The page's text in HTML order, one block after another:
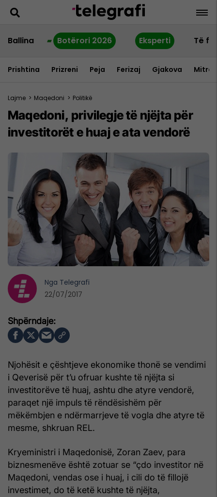
Ballina Botërori 2026 Eksperti Të
Prishtina Prizreni Peja Ferizaj Gjakova
Lajme > Maqedoni > Politikë
Maqedoni, privilegje të njëjta për
investitorët e huaj e ata vendorë
Njohësit e çështjeve ekonomike thonë se vendimi
i Qeverisë për t’u ofruar kushte të njëjta si
investitorëve të huaj, ashtu dhe atyre vendorë,
paraqet një impuls të rëndësishëm për
mëkëmbjen e ndërmarrjeve të vogla dhe atyre të
mesme, shkruan REL.
Kryeministri i Maqedonisë, Zoran Zaev, para
biznesmenëve është zotuar se “çdo investitor në
Maqedoni, vendas ose i huaj, i cili do të fillojë
investimet, do të ketë kushte të njëjta,
Nga Telegrafi
22/07/2017